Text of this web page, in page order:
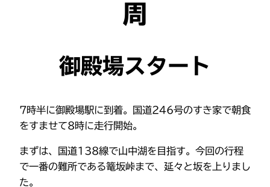
周
御殿場スタート
7時半に御殿場駅に到着。国道246号のすき家で朝食
をすませて8時に走行開始。
まずは、国道138線で山中湖を目指す。今回の行程
で一番の難所である篭坂峠まで、延々と坂を上りまし
た。